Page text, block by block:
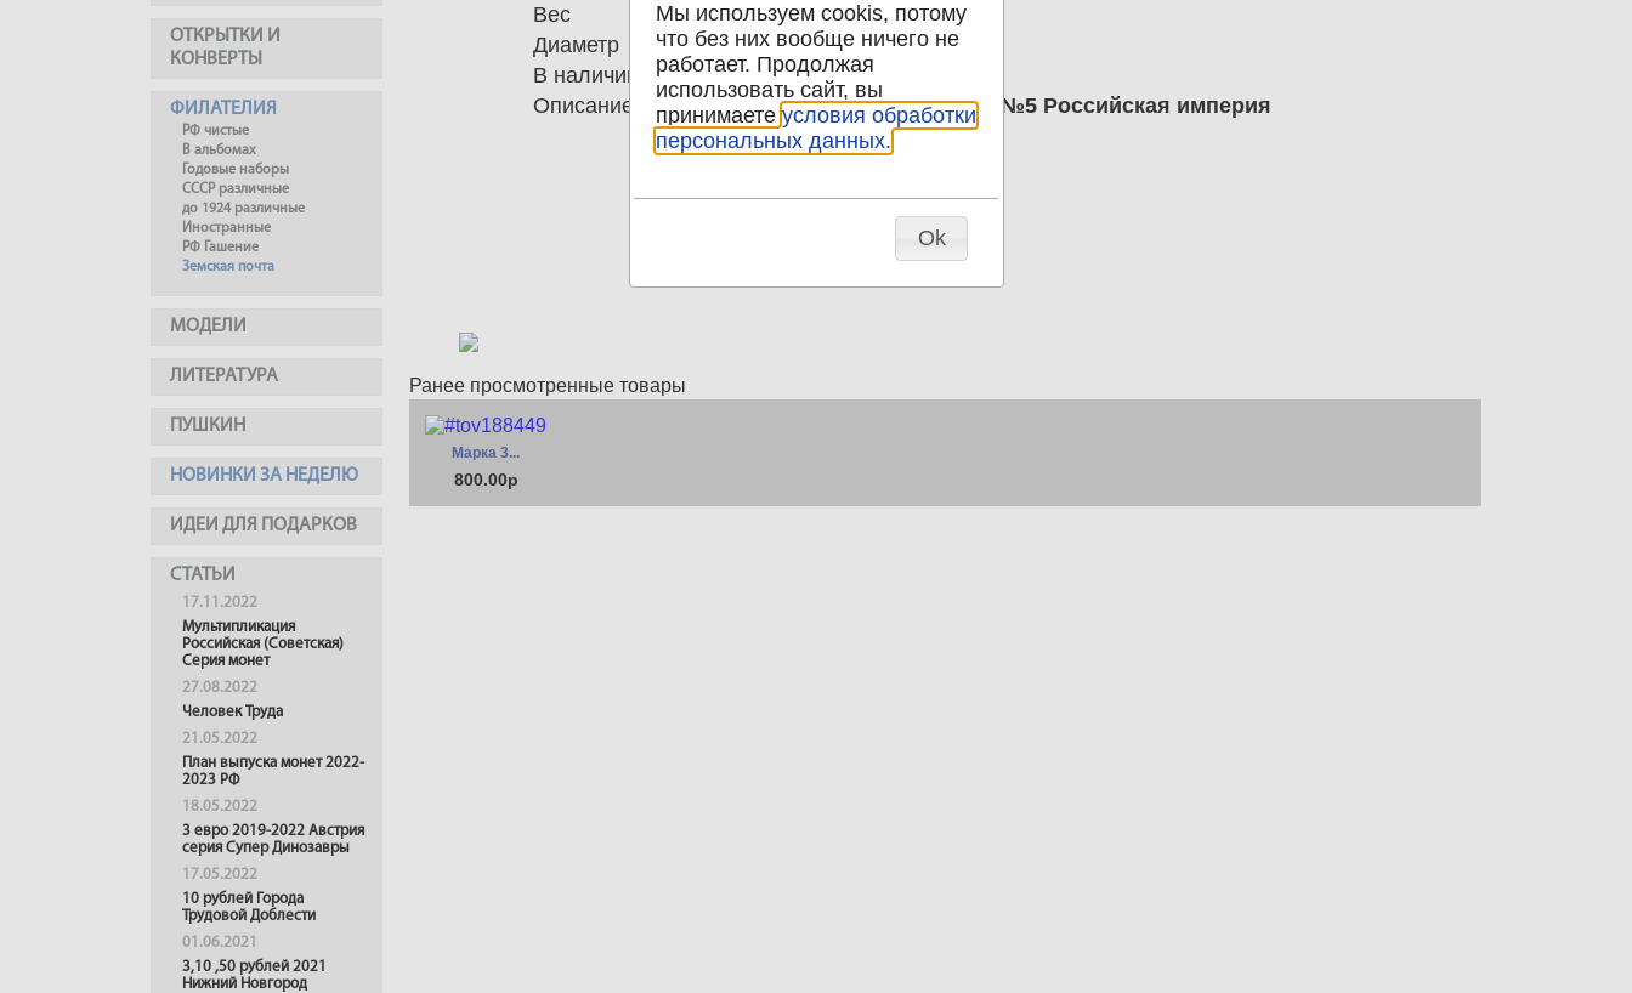
ОТКРЫТКИ И
КОНВЕРТЫ
ФИЛАТЕЛИЯ
РФ чистые
В альбомах
Годовые наборы
СССР различные
до 1924 различные
Иностранные
РФ Гашение
Земская почта
МОДЕЛИ
ЛИТЕРАТУРА
ПУШКИН
НОВИНКИ ЗА НЕДЕЛЮ
ИДЕИ ДЛЯ ПОДАРКОВ
СТАТЬИ
17.11.2022
Мультипликация
Российская (Советская)
Серия монет
27.08.2022
Человек Труда
21.05.2022
План выпуска монет 2022-
2023 РФ
18.05.2022
3 евро 2019-2022 Австрия
серия Супер Динозавры
17.05.2022
10 рублей Города
Трудовой Доблести
01.06.2021
3,10 ,50 рублей 2021
Нижний Новгород
Вес
0.00
Диаметр
0.00
В наличии
Описание
3 копейки 1893 Островский уезд №5 Российская империя
Ранее просмотренные товары
Марка 3...
800.00р
Мы используем cookis, потому
что без них вообще ничего не
работает. Продолжая
использовать сайт, вы
принимаете условия обработки
персональных данных.
Ok